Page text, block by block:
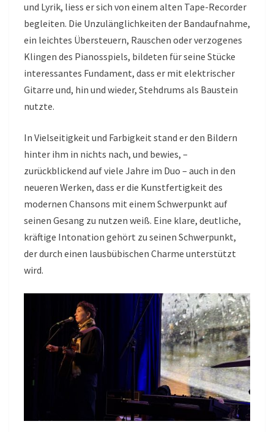
und Lyrik, liess er sich von einem alten Tape-Recorder
begleiten. Die Unzulänglichkeiten der Bandaufnahme,
ein leichtes Übersteuern, Rauschen oder verzogenes
Klingen des Pianosspiels, bildeten für seine Stücke
interessantes Fundament, dass er mit elektrischer
Gitarre und, hin und wieder, Stehdrums als Baustein
nutzte.
In Vielseitigkeit und Farbigkeit stand er den Bildern
hinter ihm in nichts nach, und bewies, –
zurückblickend auf viele Jahre im Duo – auch in den
neueren Werken, dass er die Kunstfertigkeit des
modernen Chansons mit einem Schwerpunkt auf
seinen Gesang zu nutzen weiß. Eine klare, deutliche,
kräftige Intonation gehört zu seinen Schwerpunkt,
der durch einen lausbübischen Charme unterstützt
wird.